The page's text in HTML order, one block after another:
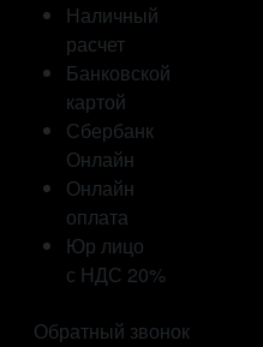
Наличный
расчет
Банковской
картой
Сбербанк
Онлайн
Онлайн
оплата
Юр лицо
с НДС 20%
Обратный звонок